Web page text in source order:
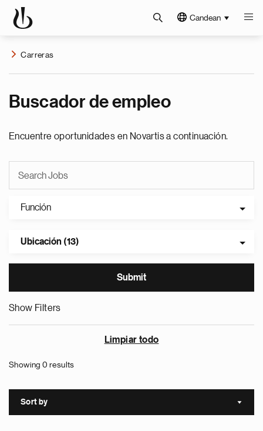
Candean
Carreras
Buscador de empleo
Encuentre oportunidades en Novartis a continuación.
Función
Ubicación (13)
Show Filters
Limpiar todo
Showing 0 results
Sort by Sort